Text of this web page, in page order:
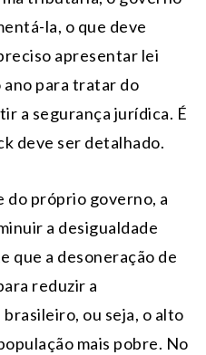
la, o que deve
apresentar lei
para tratar do
a segurança jurídica. É
deve ser detalhado.
do próprio governo, a
a desigualdade
que a desoneração de
reduzir a
ou seja, o alto
mais pobre. No